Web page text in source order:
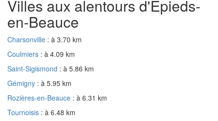
Villes aux alentours d'Épieds-
en-Beauce
Charsonville : à 3.70 km
Coulmiers : à 4.09 km
Saint-Sigismond : à 5.86 km
Gémigny : à 5.95 km
Rozières-en-Beauce : à 6.31 km
Tournoisis : à 6.48 km